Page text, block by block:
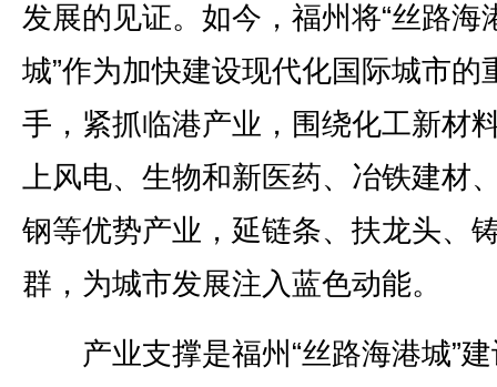
发展的见证。如今，福州将“丝路海
城”作为加快建设现代化国际城市的
手，紧抓临港产业，围绕化工新材
上风电、生物和新医药、冶铁建材
钢等优势产业，延链条、扶龙头、
群，为城市发展注入蓝色动能。
产业支撑是福州“丝路海港城”建